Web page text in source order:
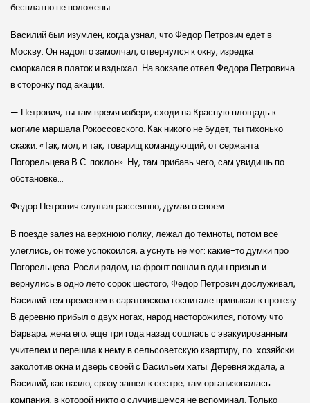
бесплатно не положены…
Василий был изумлен, когда узнал, что Федор Петрович едет в
Москву. Он надолго замолчал, отвернулся к окну, изредка
сморкался в платок и вздыхал. На вокзале отвел Федора Петровича
в сторонку под акации.
— Петрович, ты там время избери, сходи на Красную площадь к
могиле маршала Рокоссовского. Как никого не будет, ты тихонько
скажи: «Так, мол, и так, товарищ командующий, от сержанта
Погорельцева В.С. поклон». Ну, там прибавь чего, сам увидишь по
обстановке…
Федор Петрович слушал рассеянно, думая о своем.
В поезде залез на верхнюю полку, лежал до темноты, потом все
улеглись, он тоже успокоился, а уснуть не мог: какие-то думки про
Погорельцева. Росли рядом, на фронт пошли в один призыв и
вернулись в одно лето сорок шестого, Федор Петрович дослуживал,
Василий тем временем в саратовском госпитале привыкал к протезу.
В деревню прибыл о двух ногах, народ насторожился, потому что
Варвара, жена его, еще три года назад сошлась с эвакуированным
учителем и перешла к нему в сельсоветскую квартиру, по-хозяйски
заколотив окна и дверь своей с Васильем хаты. Деревня ждала, а
Василий, как назло, сразу зашел к сестре, там организовалась
компания, в которой никто о случившемся не вспоминал. Только